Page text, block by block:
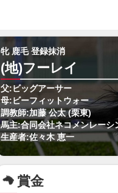
牝 鹿毛 登録抹消
(地)フーレイ
父:ビッグアーサー
母:ビーフィットウォー
調教師:加藤 公太 (栗東)
馬主:合同会社ネコメンレーシ
生産者:佐々木 恵一
賞金